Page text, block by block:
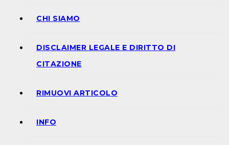
CHI SIAMO
DISCLAIMER LEGALE E DIRITTO DI
CITAZIONE
RIMUOVI ARTICOLO
INFO